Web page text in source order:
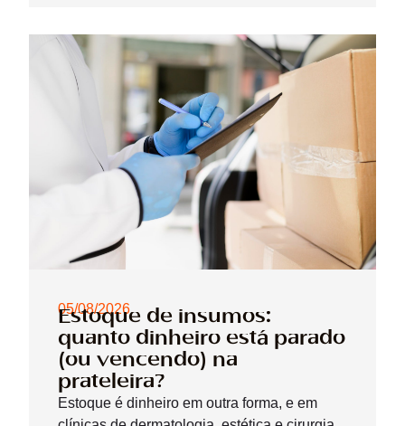
05/08/2026
Estoque de insumos:
quanto dinheiro está parado
(ou vencendo) na
prateleira?
Estoque é dinheiro em outra forma, e em